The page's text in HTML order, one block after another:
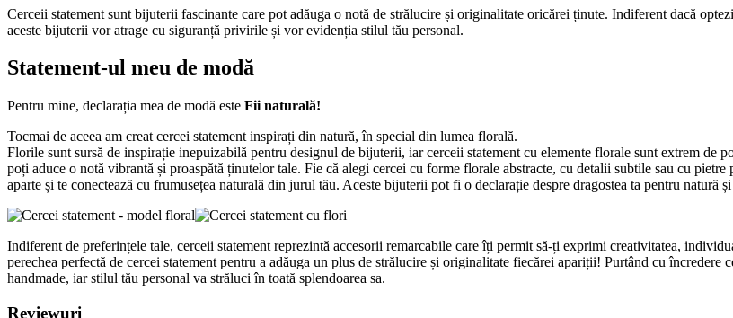
Cerceii statement sunt bijuterii fascinante care pot adăuga o notă de strălucire și originalitate oricărei ținute. Indiferent dacă
aceste bijuterii vor atrage cu siguranță privirile și vor evidenția stilul tău personal.
Statement-ul meu de modă
Pentru mine, declarația mea de modă este Fii naturală!
Tocmai de aceea am creat cercei statement inspirați din natură, în special din lumea florală.
Florile sunt sursă de inspirație inepuizabilă pentru designul de bijuterii, iar cerceii statement cu elemente florale sunt extrem de
poți aduce o notă vibrantă și proaspătă ținutelor tale. Fie că alegi cercei cu forme florale abstracte, cu detalii subtile sau cu
aparte și te conectează cu frumusețea naturală din jurul tău. Aceste bijuterii pot fi o declarație despre dragostea ta pentru natură
Indiferent de preferințele tale, cerceii statement reprezintă accesorii remarcabile care îți permit să-ți exprimi creativitatea,
perechea perfectă de cercei statement pentru a adăuga un plus de strălucire și originalitate fiecărei apariții! Purtând cu
handmade, iar stilul tău personal va străluci în toată splendoarea sa.
Reviewuri